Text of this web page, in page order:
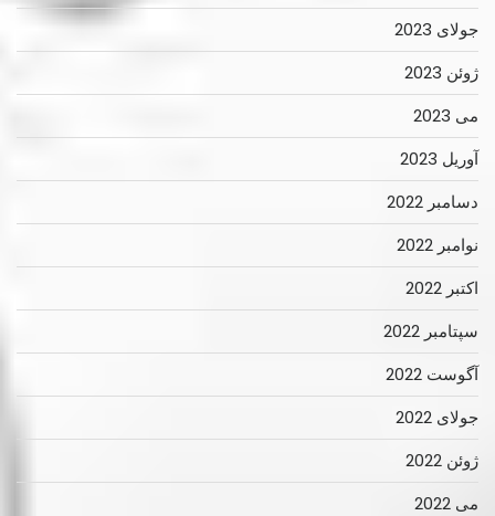
جولای 2023
ژوئن 2023
می 2023
آوریل 2023
دسامبر 2022
نوامبر 2022
اکتبر 2022
سپتامبر 2022
آگوست 2022
جولای 2022
ژوئن 2022
می 2022